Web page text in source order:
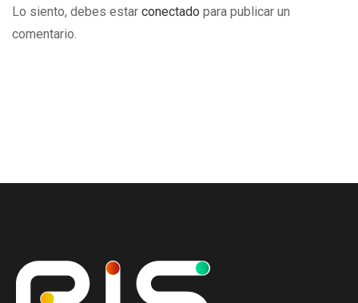
Lo siento, debes estar conectado para publicar un
comentario.